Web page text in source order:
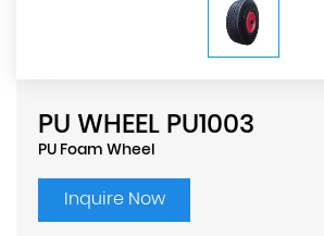
PU WHEEL PU1003
PU Foam Wheel
Inquire Now